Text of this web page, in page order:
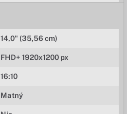
14,0" (35,56 cm)
FHD+ 1920x1200 px
16:10
Matný